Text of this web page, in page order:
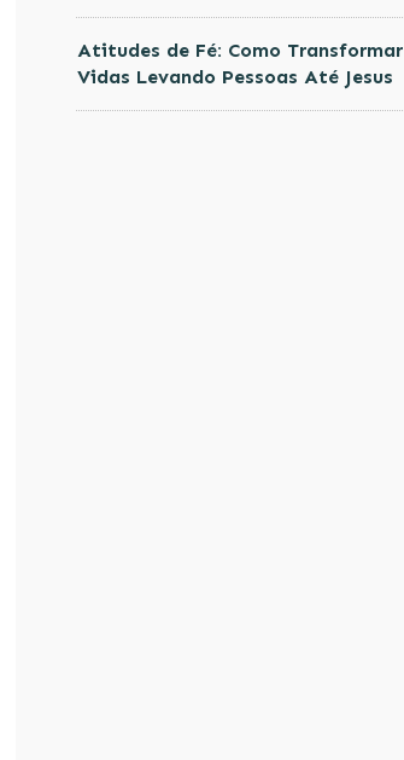
Atitudes de Fé: Como Transformar
Vidas Levando Pessoas Até Jesus